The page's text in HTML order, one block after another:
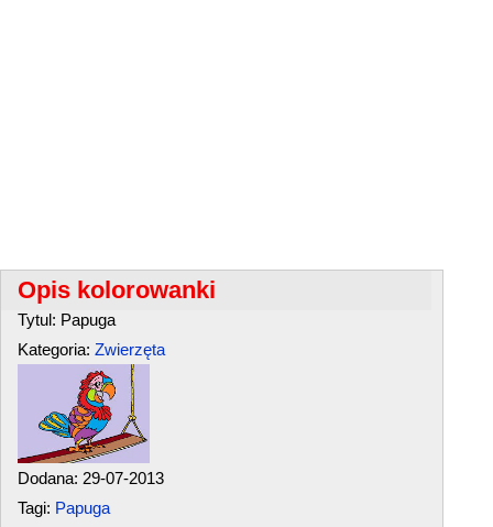
Opis kolorowanki
Tytul: Papuga
Kategoria: Zwierzęta
Dodana: 29-07-2013
Tagi: Papuga